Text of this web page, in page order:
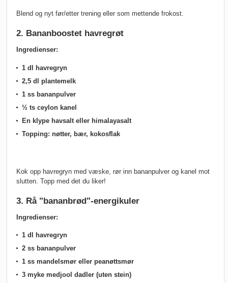
Blend og nyt før/etter trening eller som mettende frokost.
2. Bananboostet havregrøt
Ingredienser:
1 dl havregryn
2,5 dl plantemelk
1 ss bananpulver
½ ts ceylon kanel
En klype havsalt eller himalayasalt
Topping: nøtter, bær, kokosflak
Kok opp havregryn med væske, rør inn bananpulver og kanel mot
slutten. Topp med det du liker!
3. Rå "bananbrød"-energikuler
Ingredienser:
1 dl havregryn
2 ss bananpulver
1 ss mandelsmør eller peanøttsmør
3 myke medjool dadler (uten stein)